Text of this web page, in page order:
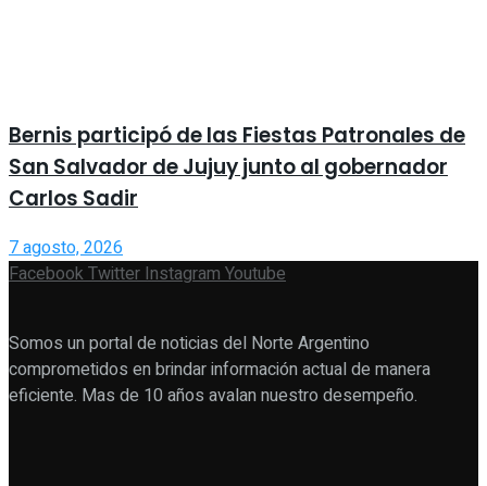
Bernis participó de las Fiestas Patronales de
San Salvador de Jujuy junto al gobernador
Carlos Sadir
7 agosto, 2026
FacebookTwitterInstagramYoutube
Somos un portal de noticias del Norte Argentino
comprometidos en brindar información actual de manera
eficiente. Mas de 10 años avalan nuestro desempeño.